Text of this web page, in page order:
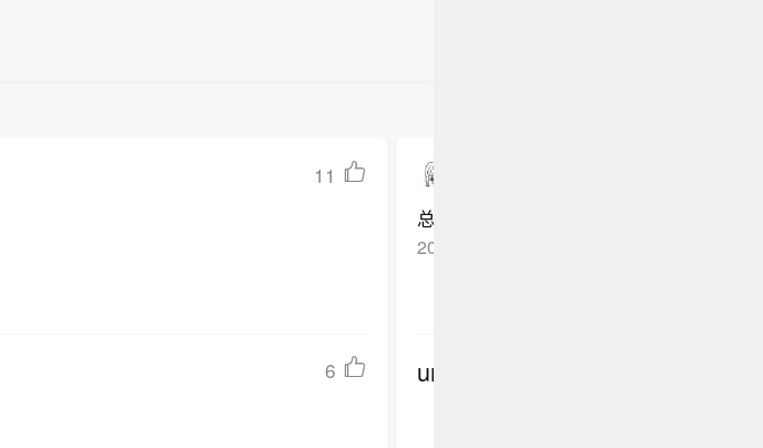
11
6
总有一天民族败类会被抓到，到时候怎么
2026-07-09
undefined